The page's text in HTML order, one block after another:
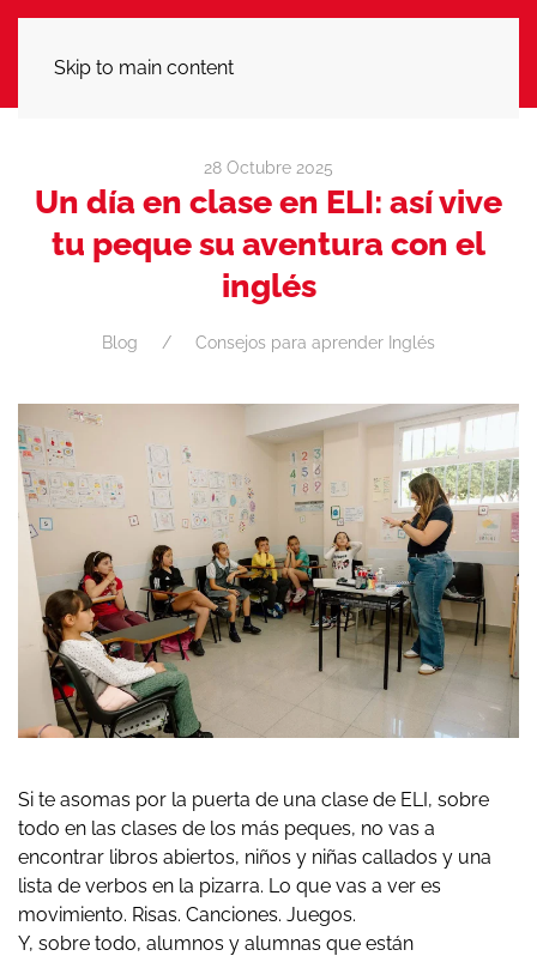
Skip to main content
28 Octubre 2025
Un día en clase en ELI: así vive
tu peque su aventura con el
inglés
Blog Consejos para aprender Inglés
Si te asomas por la puerta de una clase de ELI, sobre
todo en las clases de los más peques, no vas a
encontrar libros abiertos, niños y niñas callados y una
lista de verbos en la pizarra. Lo que vas a ver es
movimiento. Risas. Canciones. Juegos.
Y, sobre todo, alumnos y alumnas que están